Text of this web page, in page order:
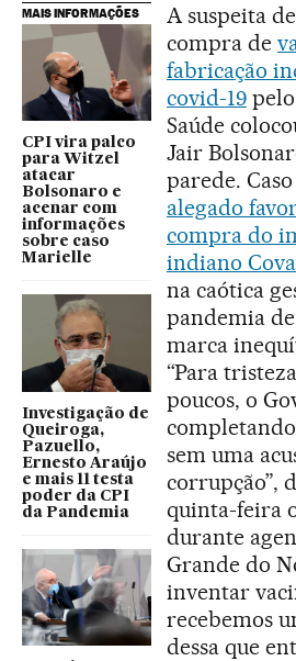
MAIS INFORMAÇÕES
CPI vira palco
para Witzel
atacar
Bolsonaro e
acenar com
informações
sobre caso
Marielle
Investigação de
Queiroga,
Pazuello,
Ernesto Araújo
e mais 11 testa
poder da CPI
da Pandemia
A suspeita
compra de
fabricação
covid-19
Saúde
Jair
parede.
alegado
compra do
indiano
na caótica
pandemia
marca
“Para
poucos, o
sem uma
corrupção”,
quinta-feira
durante
Grande do
inventar
recebemos
dessa que